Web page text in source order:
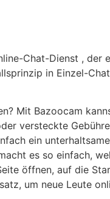
Chat-Dienst , der
in Einzel-
Mit Bazoocam
versteckte
ein
es so einfach,
öffnen, auf die
um neue Leute